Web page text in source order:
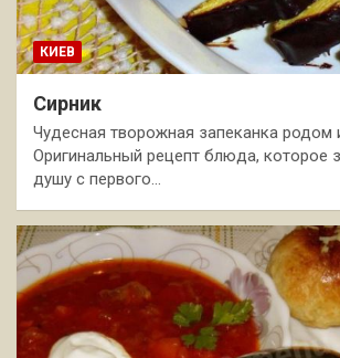
КИЕВ
Сирник
Чудесная творожная запеканка родом
Оригинальный рецепт блюда, которое
душу с первого…